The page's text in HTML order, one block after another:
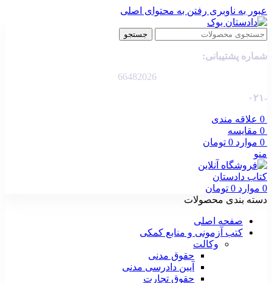
عبور به ناوبری رفتن به محتوای اصلی
جستجو
شماره پشتیبانی:
66482026
-۰۲۱
0 علاقه مندی
0 مقایسه
0 موارد 0 تومان
منو
0 موارد 0 تومان
دسته بندی محصولات
صفحه اصلی
کتب آزمونی و منابع کمکی
وکالت
حقوق مدنی
آیین دادرسی مدنی
حقوق تجارت